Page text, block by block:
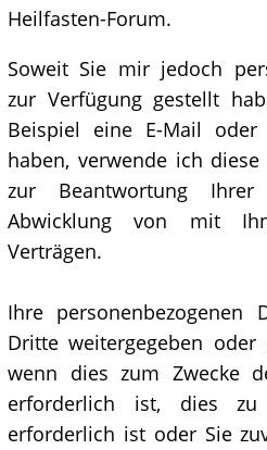
Heilfasten-Forum.
Soweit Sie mir jedoch
zur Verfügung gestellt
Beispiel eine E-Mail
haben, verwende ich
zur Beantwortung
Abwicklung von mit
Verträgen.
Ihre
Dritte weitergegeben
wenn dies zum Zwecke
erforderlich ist, dies zu
erforderlich ist oder Sie